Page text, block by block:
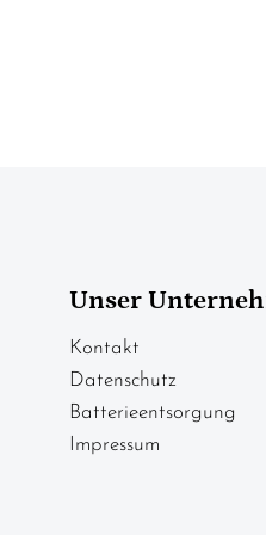
Unser
Kontakt
Datenschutz
Batterieentsorgung
Impressum